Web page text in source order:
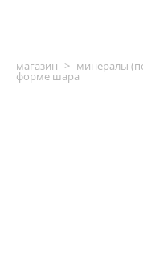
магазин > минералы
форме шара